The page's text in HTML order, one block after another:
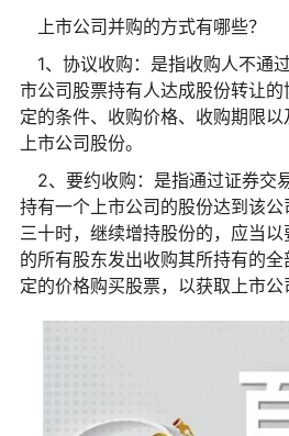
上市公司并购的方式有哪些？
1、协议收购：是指收购人不通
市公司股票持有人达成股份转让
定的条件、收购价格、收购期限
上市公司股份。
2、要约收购：是指通过证券交
持有一个上市公司的股份达到该
三十时，继续增持股份的，应当
的所有股东发出收购其所持有的
定的价格购买股票，以获取上市公